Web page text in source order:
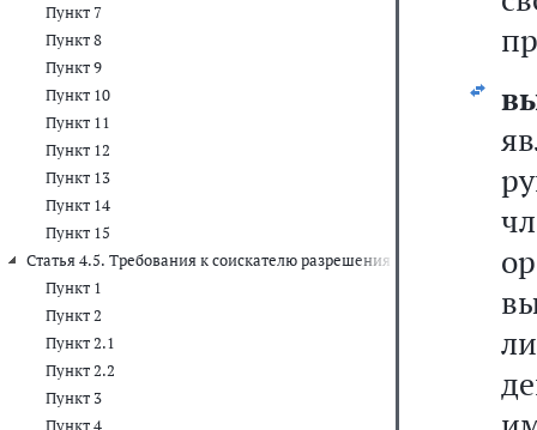
Пункт 7
Пункт 8
Пункт 9
Пункт 10
Пункт 11
Пункт 12
Пункт 13
Пункт 14
Пункт 15
Статья 4.5. Требования к соискателю разрешения на обработку
Пункт 1
Пункт 2
Пункт 2.1
Пункт 2.2
Пункт 3
Пункт 4